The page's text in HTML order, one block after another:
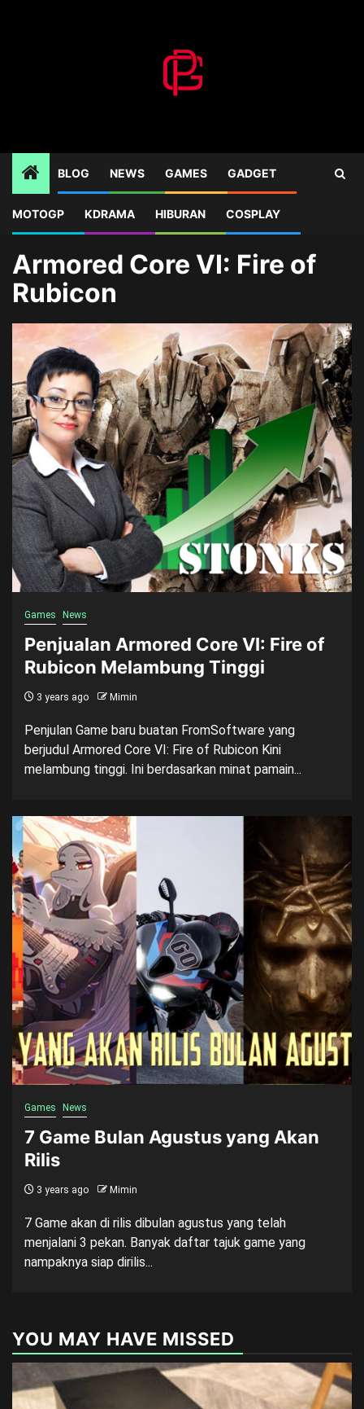
BLOG NEWS GAMES GADGET
MOTOGP KDRAMA HIBURAN COSPLAY
Home Blog Armored Core VI: Fire of Rubicon
Armored Core VI: Fire of
Rubicon
Games News
Penjualan Armored Core VI: Fire of
Rubicon Melambung Tinggi
3 years ago Mimin
Penjulan Game baru buatan FromSoftware yang
berjudul Armored Core VI: Fire of Rubicon Kini
melambung tinggi. Ini berdasarkan minat pamain...
Games News
7 Game Bulan Agustus yang Akan
Rilis
3 years ago Mimin
7 Game akan di rilis dibulan agustus yang telah
menjalani 3 pekan. Banyak daftar tajuk game yang
nampaknya siap dirilis...
YOU MAY HAVE MISSED